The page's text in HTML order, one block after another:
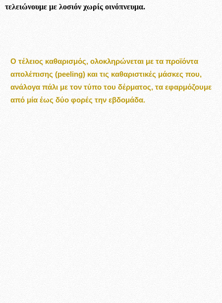
τελειώνουμε με λοσιόν χωρίς οινόπνευμα.
Ο τέλειος καθαρισμός, ολοκληρώνεται με τα προϊόντα
απολέπισης (peeling) και τις καθαριστικές μάσκες που,
ανάλογα πάλι με τον τύπο του δέρματος, τα εφαρμόζουμε
από μία έως δύο φορές την εβδομάδα.